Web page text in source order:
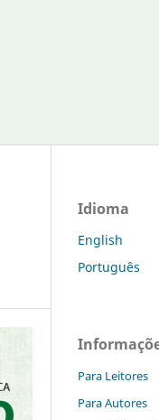
Idioma
English
Português
Para Leitores
Para Autores